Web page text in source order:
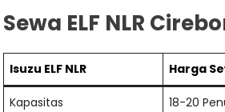
Sewa ELF NLR
Isuzu ELF NLR Harga
Kapasitas
18-20